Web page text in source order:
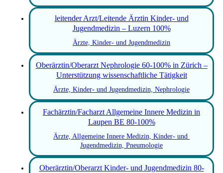
leitender Arzt/Leitende Ärztin Kinder- und
Jugendmedizin – Luzern 100%
Ärzte, Kinder- und Jugendmedizin
Oberärztin/Oberarzt Nephrologie 60-100% in Zürich –
Unterstützung wissenschaftliche Tätigkeit
Ärzte, Kinder- und Jugendmedizin, Nephrologie
Fachärztin/Facharzt Allgemeine Innere Medizin in
Laupen BE 80-100%
Ärzte, Allgemeine Innere Medizin, Kinder- und
Jugendmedizin, Pneumologie
Oberärztin/Oberarzt Kinder- und Jugendmedizin 80-